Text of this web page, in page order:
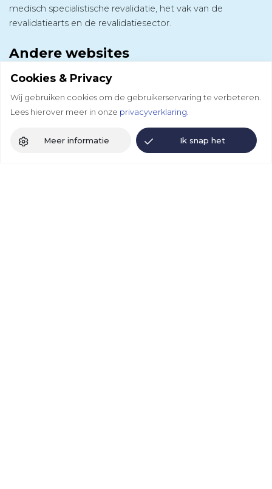
Cookies & Privacy
Wij gebruiken cookies om de gebruikerservaring te verbeteren.
Lees hierover meer in onze privacyverklaring.
Ik snap het
Meer informatie
medisch specialistische revalidatie, het vak van de
revalidatiearts en de revalidatiesector.
Andere websites
DCRM
Colloquium
Volg ons